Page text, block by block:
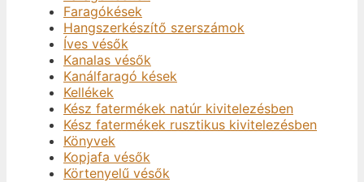
Faragókések
Hangszerkészítő szerszámok
Íves vésők
Kanalas vésők
Kanálfaragó kések
Kellékek
Kész fatermékek natúr kivitelezésben
Kész fatermékek rusztikus kivitelezésben
Könyvek
Kopjafa vésők
Körtenyelű vésők